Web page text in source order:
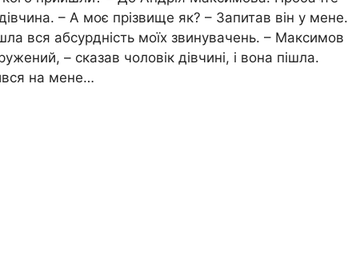
– А моє прізвище як? – Запитав він у мене.
вся абсурдність моїх звинувачень. – Максимов
– сказав чоловік дівчині, і вона пішла.
на мене…